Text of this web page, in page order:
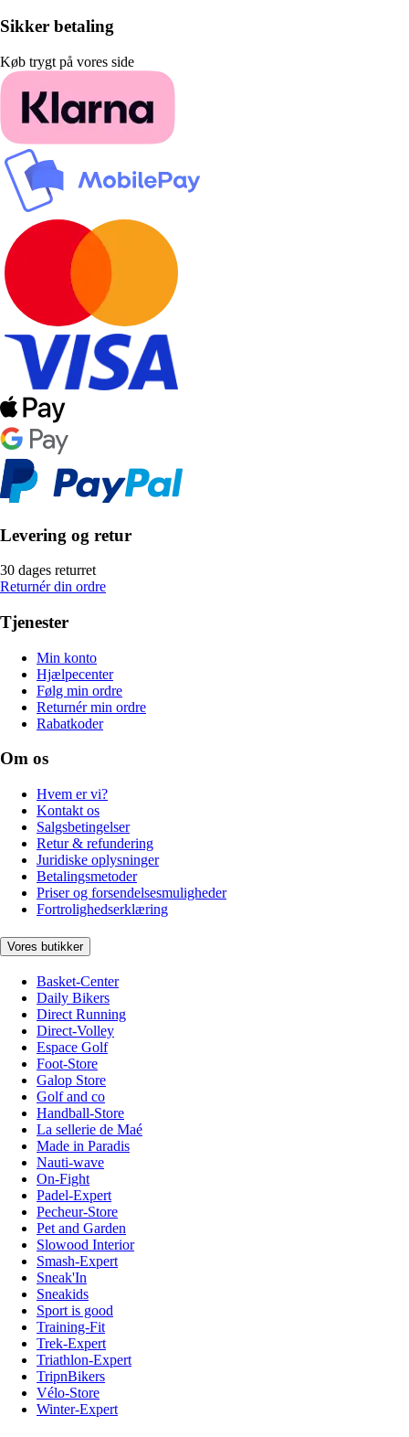
Sikker betaling
Køb trygt på vores side
Levering og retur
30 dages returret
Returnér din ordre
Tjenester
Min konto
Hjælpecenter
Følg min ordre
Returnér min ordre
Rabatkoder
Om os
Hvem er vi?
Kontakt os
Salgsbetingelser
Retur & refundering
Juridiske oplysninger
Betalingsmetoder
Priser og forsendelsesmuligheder
Fortrolighedserklæring
Vores butikker
Basket-Center
Daily Bikers
Direct Running
Direct-Volley
Espace Golf
Foot-Store
Galop Store
Golf and co
Handball-Store
La sellerie de Maé
Made in Paradis
Nauti-wave
On-Fight
Padel-Expert
Pecheur-Store
Pet and Garden
Slowood Interior
Smash-Expert
Sneak'In
Sneakids
Sport is good
Training-Fit
Trek-Expert
Triathlon-Expert
TripnBikers
Vélo-Store
Winter-Expert